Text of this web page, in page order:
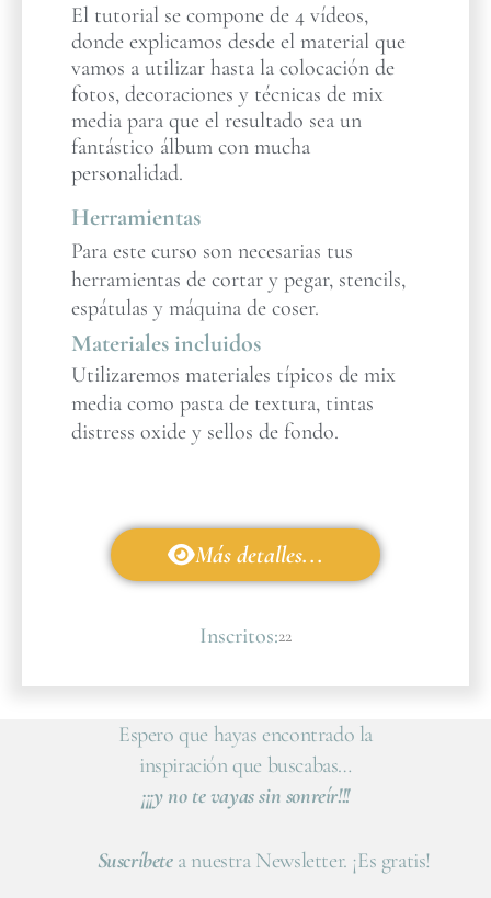
El tutorial se compone de 4 vídeos,
donde explicamos desde el material que
vamos a utilizar hasta la colocación de
fotos, decoraciones y técnicas de mix
media para que el resultado sea un
fantástico álbum con mucha
personalidad.
Herramientas
Para este curso son necesarias tus
herramientas de cortar y pegar, stencils,
espátulas y máquina de coser.
Materiales incluidos
Utilizaremos materiales típicos de mix
media como pasta de textura, tintas
distress oxide y sellos de fondo.
Más detalles...
Inscritos:22
Espero que hayas encontrado la
inspiración que buscabas…
¡¡¡y no te vayas sin sonreír!!!
Suscríbetea nuestra Newsletter. ¡Es gratis!